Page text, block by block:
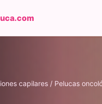
capilares / Pelucas